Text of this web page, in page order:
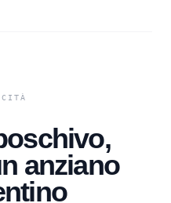
anziano